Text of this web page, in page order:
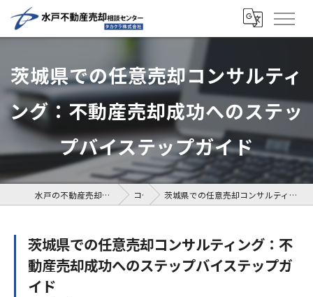
茨城県での任意売却コンサルティ
ング：不動産売却成功へのステッ
プバイステップガイド
水戸の不動産売却なら水戸不動産売却相談センター コラム 茨城県での任意売却コンサルティング：不動産売却成功へのステップバイステップガイド
茨城県での任意売却コンサルティング：不
動産売却成功へのステップバイステップガ
イド